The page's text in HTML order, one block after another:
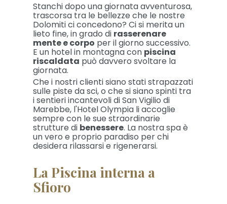
Stanchi dopo una giornata avventurosa,
trascorsa tra le bellezze che le nostre
Dolomiti ci concedono? Ci si merita un
lieto fine, in grado di rasserenare
mente e corpo per il giorno successivo.
E un hotel in montagna con piscina
riscaldata può davvero svoltare la
giornata.
Che i nostri clienti siano stati strapazzati
sulle piste da sci, o che si siano spinti tra
i sentieri incantevoli di San Vigilio di
Marebbe, l'Hotel Olympia li accoglie
sempre con le sue straordinarie
strutture di benessere. La nostra spa è
un vero e proprio paradiso per chi
desidera rilassarsi e rigenerarsi.
La Piscina interna a
Sfioro